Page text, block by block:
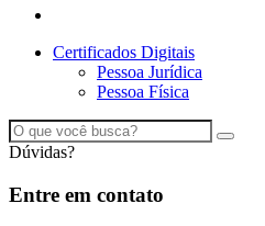
Certificados Digitais
Pessoa Jurídica
Pessoa Física
Dúvidas?
Entre em contato